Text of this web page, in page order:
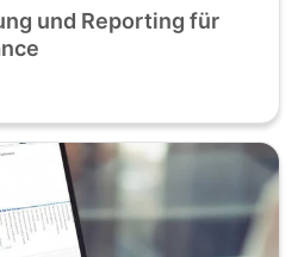
und Reporting für